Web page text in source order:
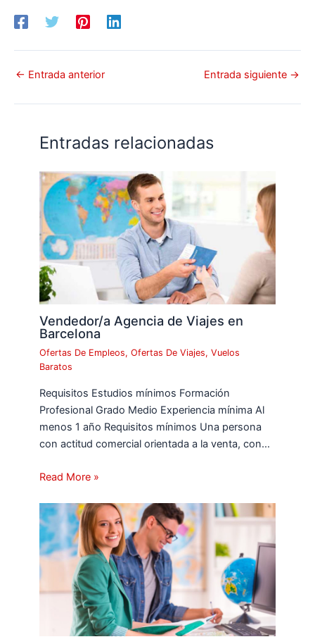
← Entrada anterior Entrada siguiente →
Entradas relacionadas
Vendedor/a Agencia de Viajes en
Barcelona
Ofertas De Empleos,Ofertas De Viajes,Vuelos
Baratos
Requisitos Estudios mínimos Formación
Profesional Grado Medio Experiencia mínima Al
menos 1 año Requisitos mínimos Una persona
con actitud comercial orientada a la venta, con…
Read More »